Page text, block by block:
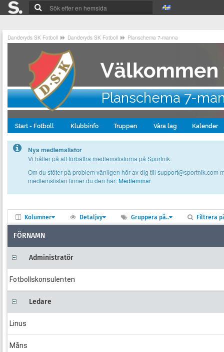
Danderyds SK Fotboll Danderyds SK Fotboll Planschema 7-manna
Planschema 7-
Start - Fotboll Klubbinfo Truppen Våra lag Kalender
Nya medlemslistor
Vi håller på att förbättra medlemslistorna på Sportnik.
Om du stöter på problem vänligen hör av dig till
medlemslistan finner du den här: Medlemmar
Kolumner Detaljvy Gruppera på.. Filtrera
FÖRNAMN
Administratör
Fotbollskonsulenten
Ledare
Linus
Måns